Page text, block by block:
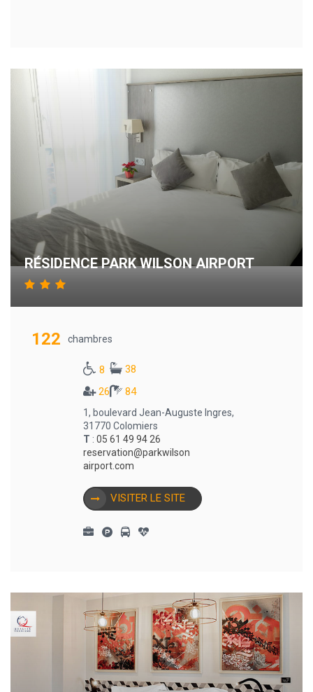
RÉSIDENCE PARK WILSON AIRPORT
122 chambres
8
38
26
84
1, boulevard Jean-Auguste Ingres,
31770 Colomiers
T : 05 61 49 94 26
reservation@parkwilson
airport.com
VISITER LE SITE